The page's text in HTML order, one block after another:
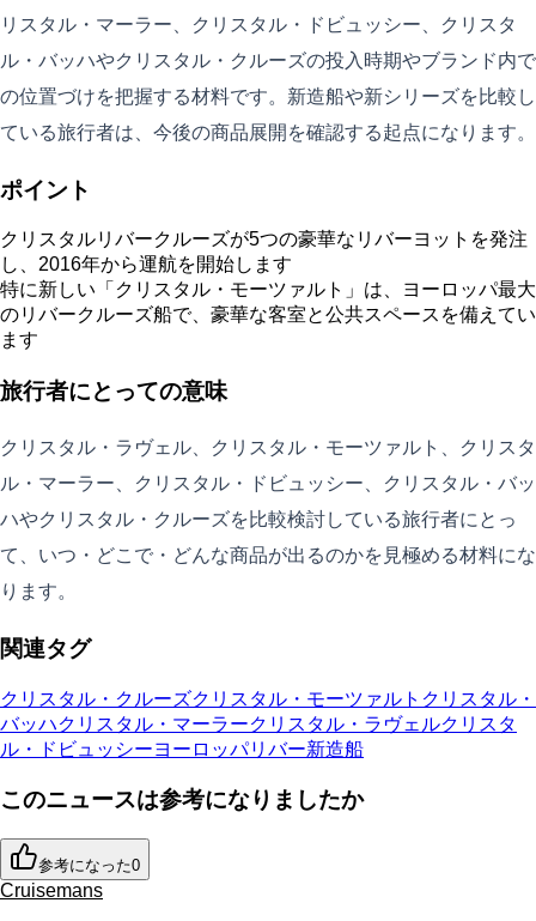
リスタル・マーラー、クリスタル・ドビュッシー、クリスタ
ル・バッハやクリスタル・クルーズの投入時期やブランド内で
の位置づけを把握する材料です。新造船や新シリーズを比較し
ている旅行者は、今後の商品展開を確認する起点になります。
ポイント
クリスタルリバークルーズが5つの豪華なリバーヨットを発注
し、2016年から運航を開始します
特に新しい「クリスタル・モーツァルト」は、ヨーロッパ最大
のリバークルーズ船で、豪華な客室と公共スペースを備えてい
ます
旅行者にとっての意味
クリスタル・ラヴェル、クリスタル・モーツァルト、クリスタ
ル・マーラー、クリスタル・ドビュッシー、クリスタル・バッ
ハやクリスタル・クルーズを比較検討している旅行者にとっ
て、いつ・どこで・どんな商品が出るのかを見極める材料にな
ります。
関連タグ
クリスタル・クルーズクリスタル・モーツァルト クリスタル・
バッハクリスタル・マーラークリスタル・ラヴェルクリスタ
ル・ドビュッシーヨーロッパリバー新造船
このニュースは参考になりましたか
参考になった0
Cruisemans